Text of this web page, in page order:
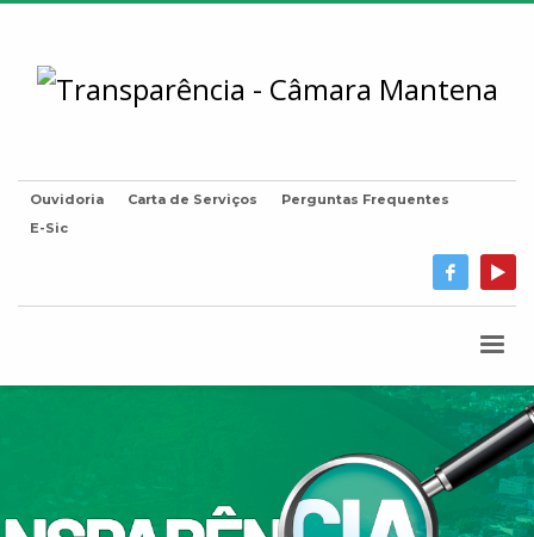
Ouvidoria Carta de Serviços
Perguntas Frequentes
E-Sic